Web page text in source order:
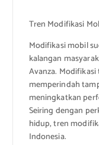
Tren Modifikasi
Modifikasi mobil
kalangan
Avanza.
memperindah
meningkatkan
Seiring dengan
hidup, tren
Indonesia.